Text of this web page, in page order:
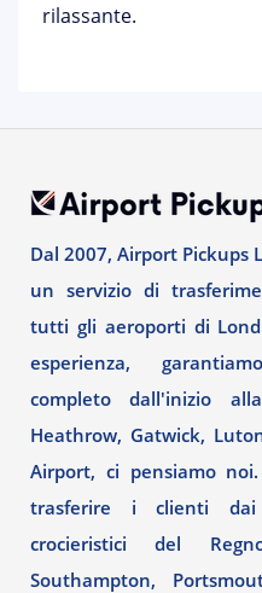
rilassante.
Dal 2007, Airport Pickups
un servizio di
tutti gli aeroporti di
esperienza,
completo dall'inizio
Heathrow, Gatwick,
Airport, ci pensiamo
trasferire i clienti dai
crocieristici del
Southampton,